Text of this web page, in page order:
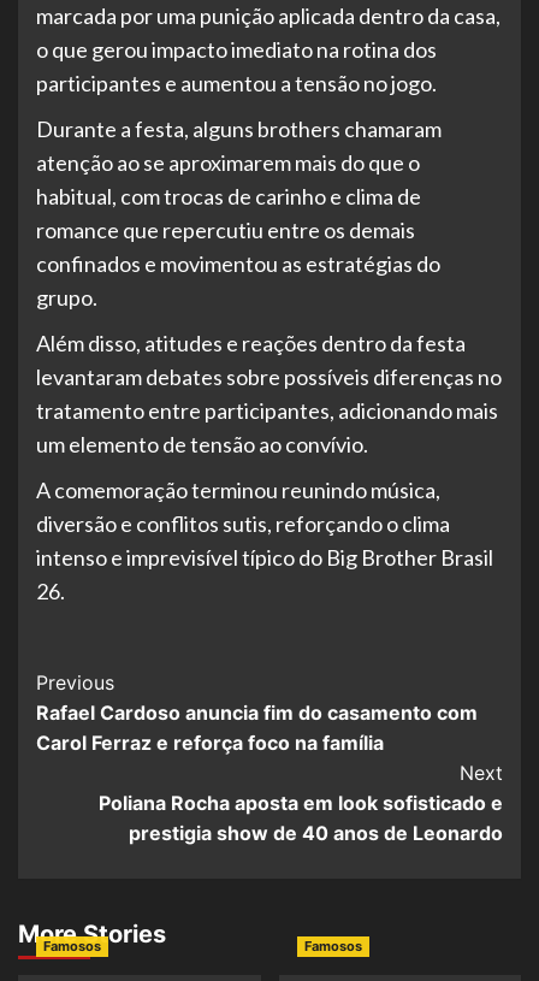
marcada por uma punição aplicada dentro da casa,
o que gerou impacto imediato na rotina dos
participantes e aumentou a tensão no jogo.
Durante a festa, alguns brothers chamaram
atenção ao se aproximarem mais do que o
habitual, com trocas de carinho e clima de
romance que repercutiu entre os demais
confinados e movimentou as estratégias do
grupo.
Além disso, atitudes e reações dentro da festa
levantaram debates sobre possíveis diferenças no
tratamento entre participantes, adicionando mais
um elemento de tensão ao convívio.
A comemoração terminou reunindo música,
diversão e conflitos sutis, reforçando o clima
intenso e imprevisível típico do Big Brother Brasil
26.
Post
Navigation
Previous
Rafael Cardoso anuncia fim do casamento com
Carol Ferraz e reforça foco na família
Next
Poliana Rocha aposta em look sofisticado e
prestigia show de 40 anos de Leonardo
More Stories
Famosos Famosos